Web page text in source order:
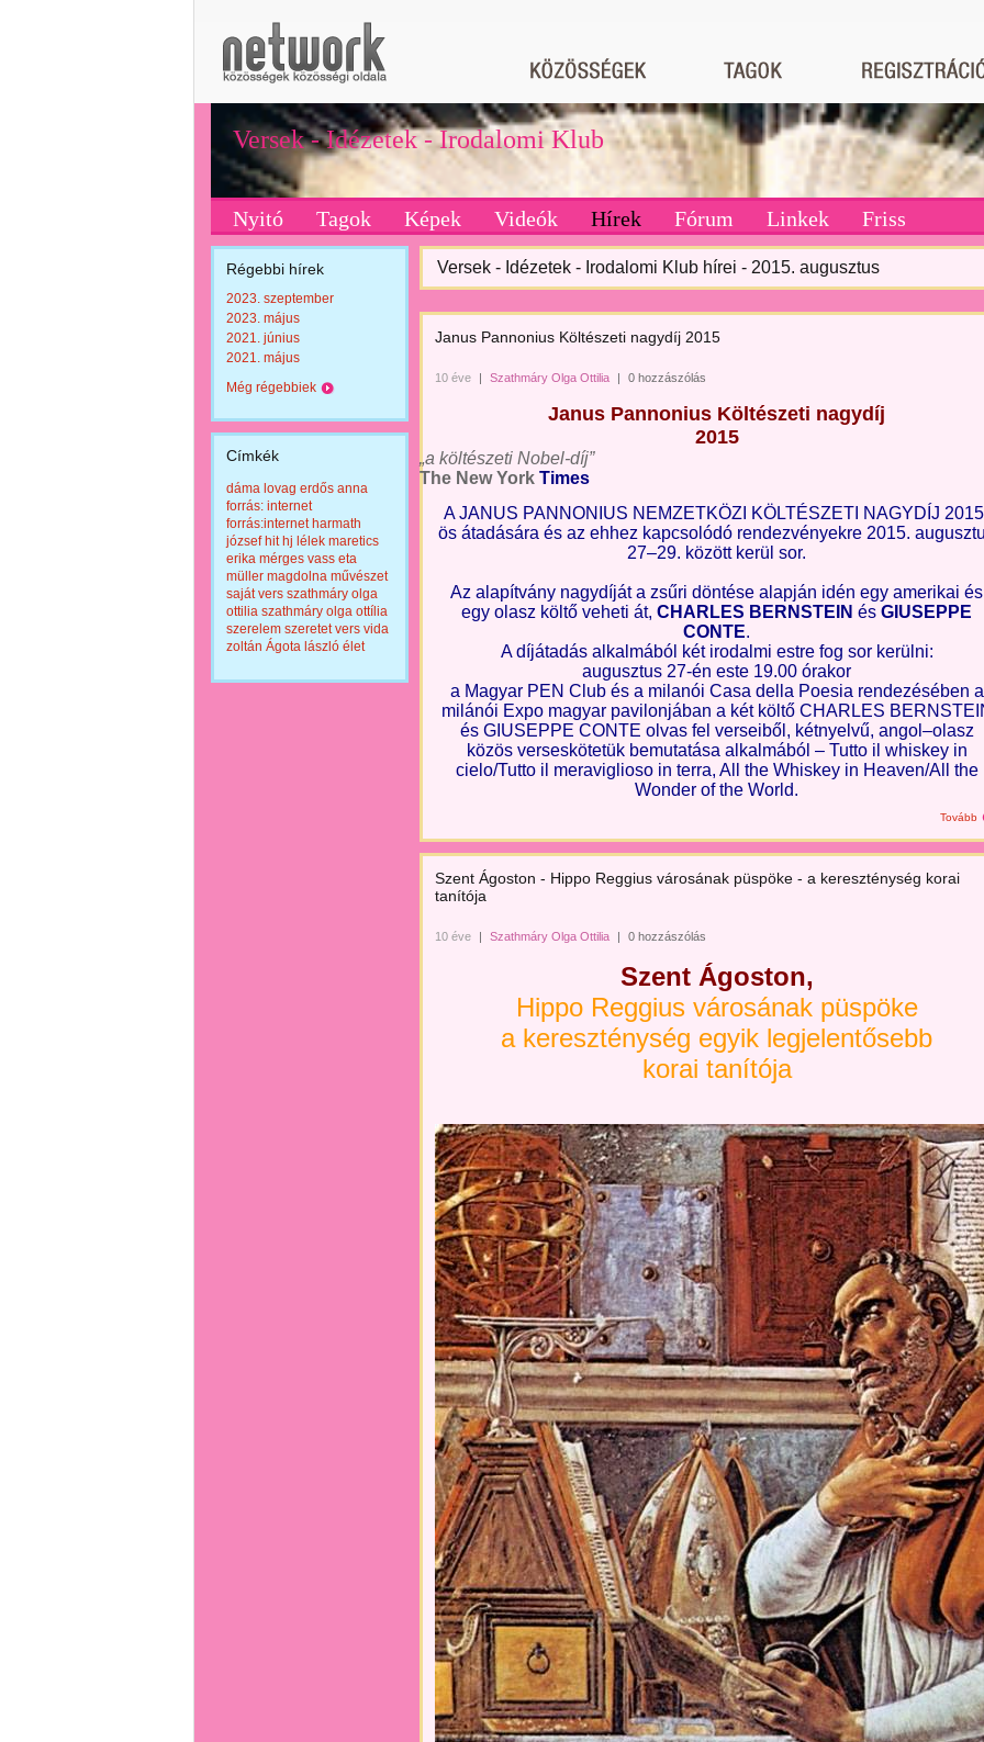
Versek - Idézetek - Irodalomi Klub
Nyitó Tagok Képek Videók Hírek Fórum Linkek Friss
Régebbi hírek
2023. szeptember
2023. május
2021. június
2021. május
Még régebbiek
Címkék
dáma lovag erdős anna
forrás: internet
forrás:internet harmath
józsef hit hj lélek maretics
erika mérges vass eta
müller magdolna művészet
saját vers szathmáry olga
ottilia szathmáry olga ottília
szerelem szeretet vers vida
zoltán Ágota lászló élet
Versek - Idézetek - Irodalomi Klub hírei - 2015. augusztus
Janus Pannonius Költészeti nagydíj 2015
10 éve | Szathmáry Olga Ottilia | 0 hozzászólás
Janus Pannonius Költészeti nagydíj
2015
„a költészeti Nobel-díj”
The New York Times
A JANUS PANNONIUS NEMZETKÖZI KÖLTÉSZETI NAGYDÍJ
ös átadására és az ehhez kapcsolódó rendezvényekre 2015.
27–29. között kerül sor.
Az alapítvány nagydíját a zsűri döntése alapján idén egy amerikai és
egy olasz költő veheti át, CHARLES BERNSTEIN és GIUSEPPE
CONTE.
A díjátadás alkalmából két irodalmi estre fog sor kerülni:
augusztus 27-én este 19.00 órakor
a Magyar PEN Club és a milanói Casa della Poesia rendezésében a
milánói Expo magyar pavilonjában a két költő CHARLES
és GIUSEPPE CONTE olvas fel verseiből, kétnyelvű, angol–olasz
közös verseskötetük bemutatása alkalmából – Tutto il whiskey in
cielo/Tutto il meraviglioso in terra, All the Whiskey in Heaven/All the
Wonder of the World.
Tovább
Szent Ágoston - Hippo Reggius városának püspöke - a kereszténység korai
tanítója
10 éve | Szathmáry Olga Ottilia | 0 hozzászólás
Szent Ágoston,
Hippo Reggius városának püspöke
a kereszténység egyik legjelentősebb
korai tanítója